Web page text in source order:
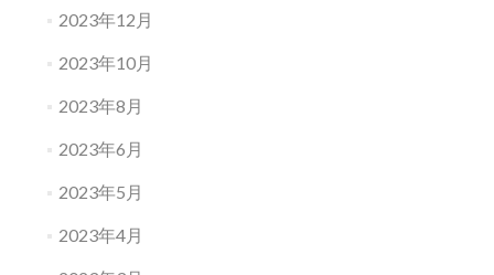
2023年12月
2023年10月
2023年8月
2023年6月
2023年5月
2023年4月